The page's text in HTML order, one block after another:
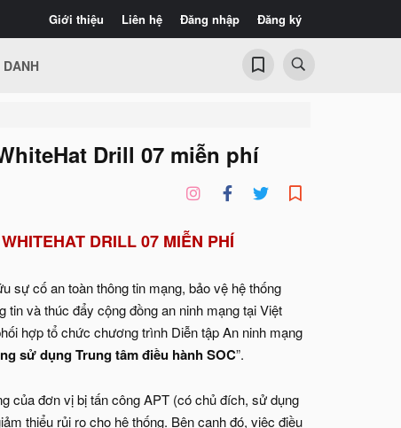
Giới thiệu Liên hệ Đăng nhập Đăng ký
DANH
Drill 07 miễn phí
DRILL 07 MIỄN PHÍ
sự cố an toàn thông tin mạng, bảo vệ hệ thống
và thúc đẩy cộng đồng an ninh mạng tại Việt
hợp tổ chức chương trình Diễn tập An ninh mạng
sử dụng Trung tâm điều hành SOC”.
của đơn vị bị tấn công APT (có chủ đích, sử dụng
thiểu rủi ro cho hệ thống. Bên cạnh đó, việc điều